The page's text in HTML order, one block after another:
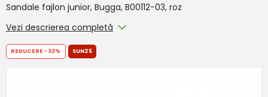
Sandale fajlon junior, Bugga, B00112-03, roz
Vezi descrierea completă
REDUCERE -32% SUN25